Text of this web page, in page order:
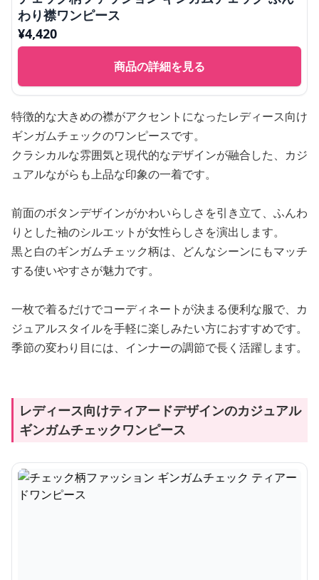
わり襟ワンピース
¥4,420
商品の詳細を見る
特徴的な大きめの襟がアクセントになったレディース向け
ギンガムチェックのワンピースです。
クラシカルな雰囲気と現代的なデザインが融合した、カジ
ュアルながらも上品な印象の一着です。
前面のボタンデザインがかわいらしさを引き立て、ふんわ
りとした袖のシルエットが女性らしさを演出します。
黒と白のギンガムチェック柄は、どんなシーンにもマッチ
する使いやすさが魅力です。
一枚で着るだけでコーディネートが決まる便利な服で、カ
ジュアルスタイルを手軽に楽しみたい方におすすめです。
季節の変わり目には、インナーの調節で長く活躍します。
レディース向けティアードデザインのカジュアル
ギンガムチェックワンピース